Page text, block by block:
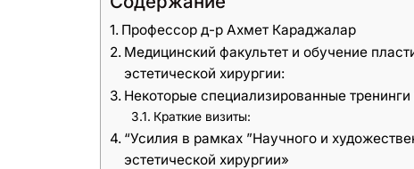
Профессор д-р Ахмет Караджалар
Медицинский факультет и обучение
эстетической хирургии:
Некоторые специализированные тренинги
Краткие визиты:
“Усилия в рамках ”Научного и
эстетической хирургии»